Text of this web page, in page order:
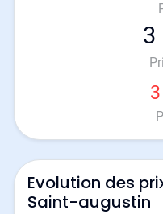
3
Evolution des
Saint-augustin